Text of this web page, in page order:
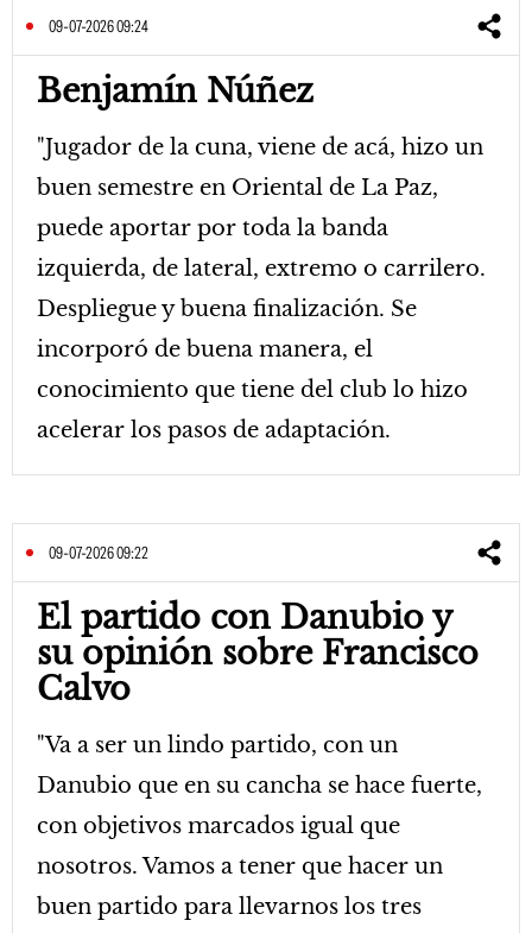
09-07-2026 09:24
Benjamín Núñez
"Jugador de la cuna, viene de acá, hizo un
buen semestre en Oriental de La Paz,
puede aportar por toda la banda
izquierda, de lateral, extremo o carrilero.
Despliegue y buena finalización. Se
incorporó de buena manera, el
conocimiento que tiene del club lo hizo
acelerar los pasos de adaptación.
09-07-2026 09:22
El partido con Danubio y
su opinión sobre Francisco
Calvo
"Va a ser un lindo partido, con un
Danubio que en su cancha se hace fuerte,
con objetivos marcados igual que
nosotros. Vamos a tener que hacer un
buen partido para llevarnos los tres